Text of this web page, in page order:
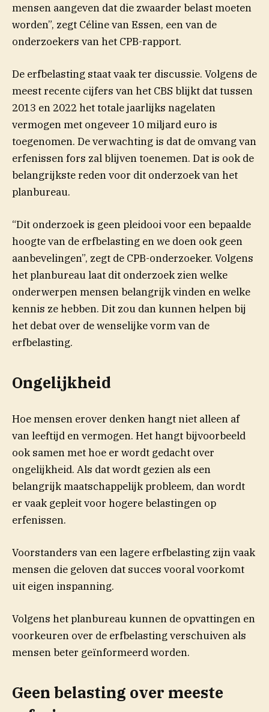
mensen aangeven dat die zwaarder belast moeten
worden”, zegt Céline van Essen, een van de
onderzoekers van het CPB-rapport.
De erfbelasting staat vaak ter discussie. Volgens de
meest recente cijfers van het CBS (opent in nieuw
blijkt dat tussen
2013 en 2022 het totale jaarlijks nagelaten
vermogen met ongeveer 10 miljard euro is
toegenomen. De verwachting is dat de omvang van
erfenissen fors zal blijven toenemen. Dat is ook de
belangrijkste reden voor dit onderzoek van het
planbureau.
“Dit onderzoek is geen pleidooi voor een bepaalde
hoogte van de erfbelasting en we doen ook geen
aanbevelingen”, zegt de CPB-onderzoeker. Volgens
het planbureau laat dit onderzoek zien welke
onderwerpen mensen belangrijk vinden en welke
kennis ze hebben. Dit zou dan kunnen helpen bij
het debat over de wenselijke vorm van de
erfbelasting.
Ongelijkheid
Hoe mensen erover denken hangt niet alleen af
van leeftijd en vermogen. Het hangt bijvoorbeeld
ook samen met hoe er wordt gedacht over
ongelijkheid. Als dat wordt gezien als een
belangrijk maatschappelijk probleem, dan wordt
er vaak gepleit voor hogere belastingen op
erfenissen.
Voorstanders van een lagere erfbelasting zijn vaak
mensen die geloven dat succes vooral voorkomt
uit eigen inspanning.
Volgens het planbureau kunnen de opvattingen en
voorkeuren over de erfbelasting verschuiven als
mensen beter geïnformeerd worden.
Geen belasting over meeste